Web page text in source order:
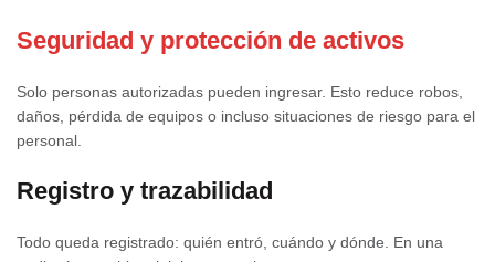
Seguridad y protección de activos
Solo personas autorizadas pueden ingresar. Esto reduce robos,
daños, pérdida de equipos o incluso situaciones de riesgo para el
personal.
Registro y trazabilidad
Todo queda registrado: quién entró, cuándo y dónde. En una